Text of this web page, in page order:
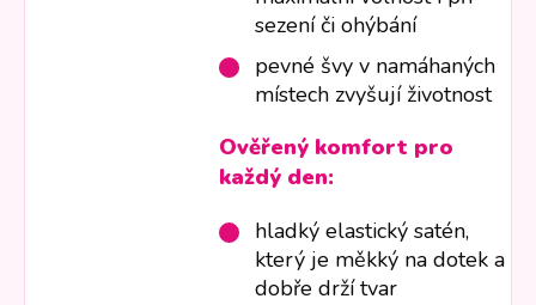
sezení či ohýbání
pevné švy v namáhaných
místech zvyšují životnost
Ověřený komfort pro
každý den:
hladký elastický satén,
který je měkký na dotek a
dobře drží tvar